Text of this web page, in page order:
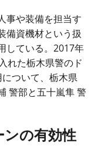
事や装備を担当す
備資機材という扱
ている。 2017年
れた栃木県警のド
ついて、栃木県
警部と五十嵐隼 警
の有効性